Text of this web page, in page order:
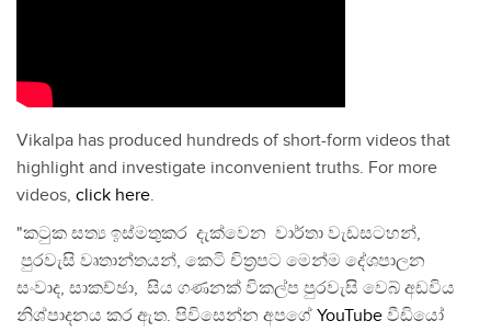
Vikalpa has produced hundreds of short-form videos that
highlight and investigate inconvenient truths. For more
videos, click here.
"කටුක සත්‍ය ඉස්මතුකර දැක්වෙන වාර්තා වැඩසටහන්,
පුරවැසි වෘතාන්තයන්, කෙටි චිත්‍රපට මෙන්ම දේශපාලන
සංවාද, සාකච්ඡා, සිය ගණනක් විකල්ප පුරවැසි වෙබ් අඩවිය
නිශ්පාදනය කර ඇත. පිවිසෙන්න අපගේ YouTube වීඩියෝ